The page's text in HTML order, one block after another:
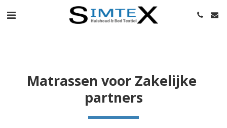
Matrassen voor Zakelijke
partners